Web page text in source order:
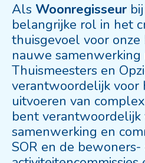
Als Woonregisseur
belangrijke rol in het
thuisgevoel voor onze
nauwe samenwerking
Thuismeesters en
verantwoordelijk
uitvoeren van
bent verantwoordelijk
samenwerking en
SOR en de bewoners-